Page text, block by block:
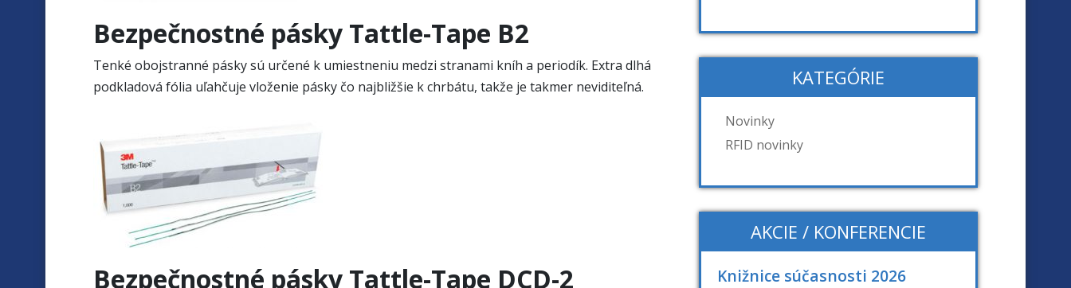
Bezpečnostné pásky Tattle-Tape B2
Tenké obojstranné pásky sú určené k umiestneniu medzi stranami kníh a periodík. Extra dlhá
podkladová fólia uľahčuje vloženie pásky čo najbližšie k chrbátu, takže je takmer neviditeľná.
Bezpečnostné pásky Tattle-Tape DCD-2
KATEGÓRIE
Novinky
RFID novinky
AKCIE / KONFERENCIE
Knižnice súčasnosti 2026